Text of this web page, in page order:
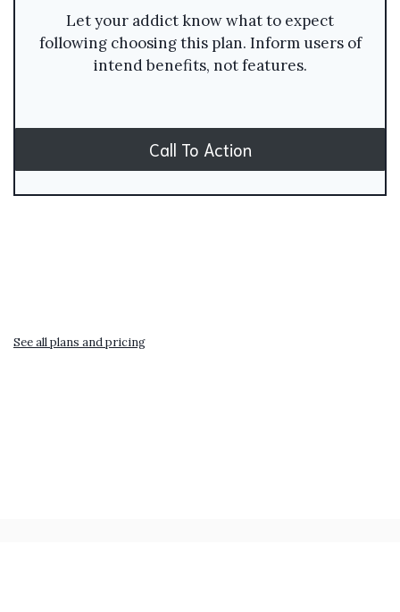
Let your addict know what to expect
following choosing this plan. Inform users of
intend benefits, not features.
Call To Action
See all plans and pricing